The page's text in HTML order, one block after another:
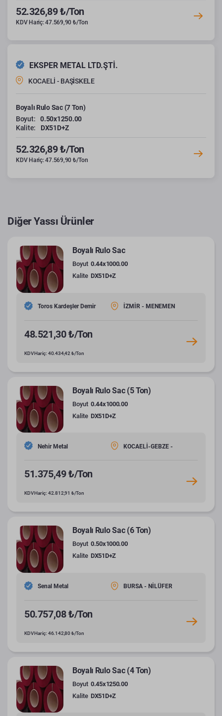
52.326,89 ₺/Ton
KDV Hariç: 47.569,90 ₺/Ton
EKSPER METAL LTD.ŞTİ.
KOCAELİ - BAŞİSKELE
Boyalı Rulo Sac (7 Ton)
Boyut:
0.50x1250.00
Kalite:
DX51D+Z
52.326,89 ₺/Ton
KDV Hariç: 47.569,90 ₺/Ton
Diğer Yassı Ürünler
Boyalı Rulo Sac
Boyut 0.44x1000.00
Kalite DX51D+Z
Toros Kardeşler Demir İZMİR - MENEMEN
48.521,30 ₺/Ton
KDV Hariç: 40.434,42 ₺/Ton
Boyalı Rulo Sac (5 Ton)
Boyut 0.44x1000.00
Kalite DX51D+Z
Nehir Metal KOCAELİ-GEBZE -
51.375,49 ₺/Ton
KDV Hariç: 42.812,91 ₺/Ton
Boyalı Rulo Sac (6 Ton)
Boyut 0.50x1000.00
Kalite DX51D+Z
Senal Metal BURSA - NİLÜFER
50.757,08 ₺/Ton
KDV Hariç: 46.142,80 ₺/Ton
Boyalı Rulo Sac (4 Ton)
Boyut 0.45x1250.00
Kalite DX51D+Z